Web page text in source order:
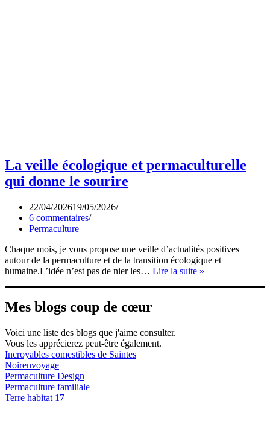
La veille écologique et permaculturelle
qui donne le sourire
22/04/202619/05/2026
6 commentaires
Permaculture
Chaque mois, je vous propose une veille d’actualités positives
autour de la permaculture et de la transition écologique et
humaine.L’idée n’est pas de nier les… Lire la suite »
Mes blogs coup de cœur
Voici une liste des blogs que j'aime consulter.
Vous les apprécierez peut-être également.
Incroyables comestibles de Saintes
Noirenvoyage
Permaculture Design
Permaculture familiale
Terre habitat 17